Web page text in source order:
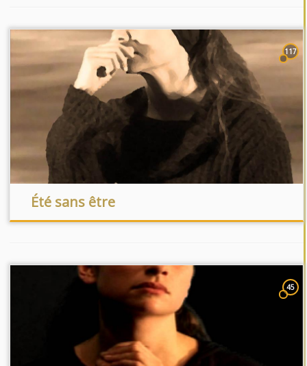
117
Été sans être
45